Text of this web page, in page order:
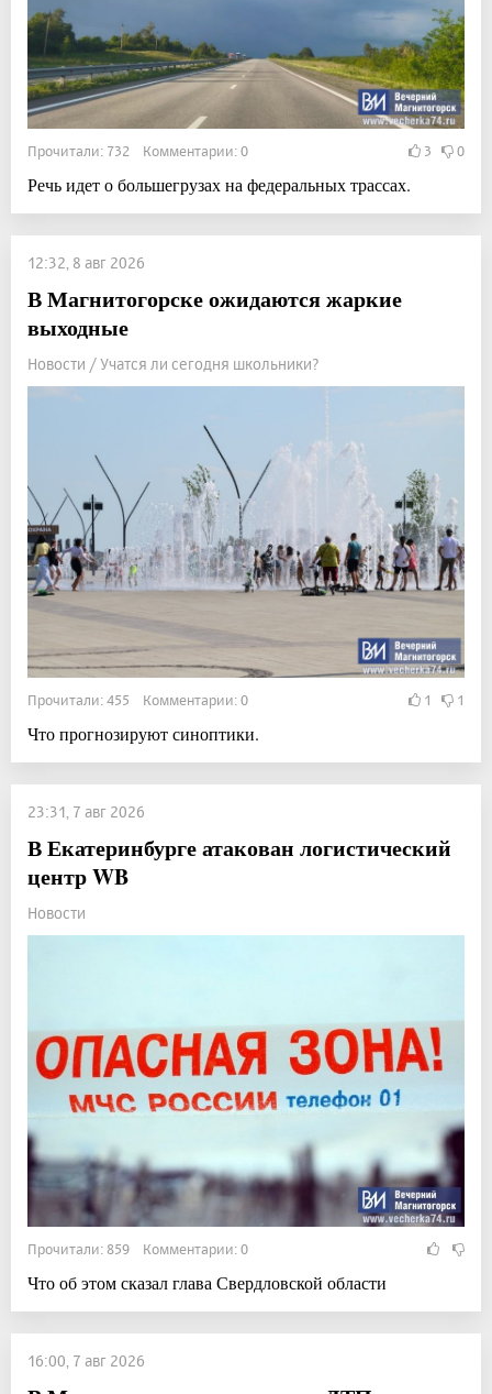
Прочитали: 732 Комментарии: 0 3 0
Речь идет о большегрузах на федеральных трассах.
12:32, 8 авг 2026
В Магнитогорске ожидаются жаркие
выходные
Новости / Учатся ли сегодня школьники?
Прочитали: 455 Комментарии: 0 1 1
Что прогнозируют синоптики.
23:31, 7 авг 2026
В Екатеринбурге атакован логистический
центр WB
Новости
Прочитали: 859 Комментарии: 0
Что об этом сказал глава Свердловской области
16:00, 7 авг 2026